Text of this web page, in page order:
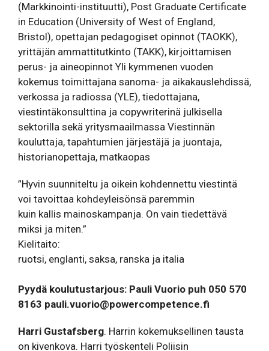
(Markkinointi-instituutti), Post Graduate Certificate
in Education (University of West of England,
Bristol), opettajan pedagogiset opinnot (TAOKK),
yrittäjän ammattitutkinto (TAKK), kirjoittamisen
perus- ja aineopinnot Yli kymmenen vuoden
kokemus toimittajana sanoma- ja aikakauslehdissä,
verkossa ja radiossa (YLE), tiedottajana,
viestintäkonsulttina ja copywriterinä julkisella
sektorilla sekä yritysmaailmassa Viestinnän
kouluttaja, tapahtumien järjestäjä ja juontaja,
historianopettaja, matkaopas
”Hyvin suunniteltu ja oikein kohdennettu viestintä
voi tavoittaa kohdeyleisönsä paremmin
kuin kallis mainoskampanja. On vain tiedettävä
miksi ja miten.”
Kielitaito:
ruotsi, englanti, saksa, ranska ja italia
Pyydä koulutustarjous: Pauli Vuorio puh 050 570
8163 pauli.vuorio@powercompetence.fi
Harri Gustafsberg. Harrin kokemuksellinen tausta
on kivenkova. Harri työskenteli Poliisin